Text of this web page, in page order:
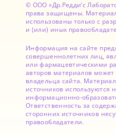
© ООО «Др.Редди’с
права защищены.
использованы только с
и (или) иных
Информация на сайте
совершеннолетних лиц,
или фармацевтическими
авторов материалов
владельца сайта.
источников используются
информационно-
Ответственность за
сторонних источников
правообладатели.